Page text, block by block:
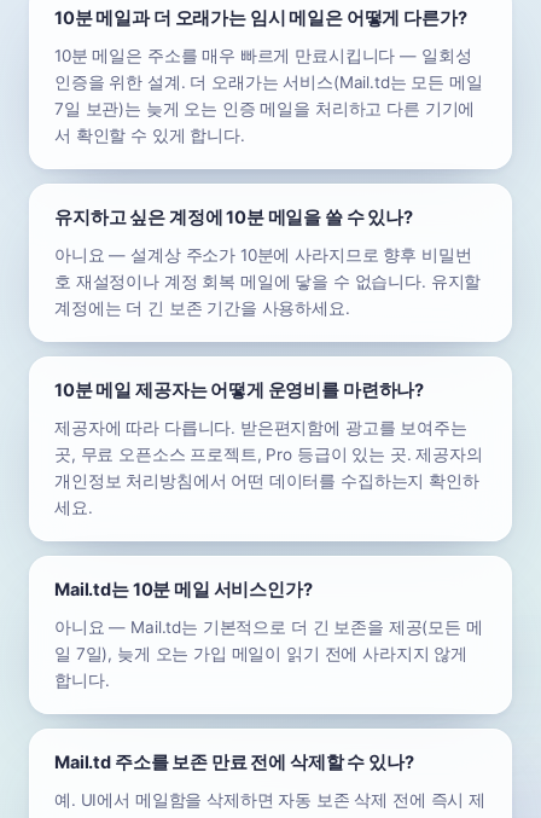
10분 메일과 더 오래가는 임시 메일은 어떻게 다른가?
10분 메일은 주소를 매우 빠르게 만료시킵니다 — 일회성
인증을 위한 설계. 더 오래가는 서비스(Mail.td는 모든 메일
7일 보관)는 늦게 오는 인증 메일을 처리하고 다른 기기에
서 확인할 수 있게 합니다.
유지하고 싶은 계정에 10분 메일을 쓸 수 있나?
아니요 — 설계상 주소가 10분에 사라지므로 향후 비밀번
호 재설정이나 계정 회복 메일에 닿을 수 없습니다. 유지할
계정에는 더 긴 보존 기간을 사용하세요.
10분 메일 제공자는 어떻게 운영비를 마련하나?
제공자에 따라 다릅니다. 받은편지함에 광고를 보여주는
곳, 무료 오픈소스 프로젝트, Pro 등급이 있는 곳. 제공자의
개인정보 처리방침에서 어떤 데이터를 수집하는지 확인하
세요.
Mail.td는 10분 메일 서비스인가?
아니요 — Mail.td는 기본적으로 더 긴 보존을 제공(모든 메
일 7일), 늦게 오는 가입 메일이 읽기 전에 사라지지 않게
합니다.
Mail.td 주소를 보존 만료 전에 삭제할 수 있나?
예. UI에서 메일함을 삭제하면 자동 보존 삭제 전에 즉시 제